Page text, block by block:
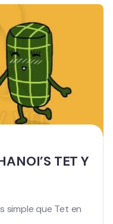
TET Y
simple que Tet en